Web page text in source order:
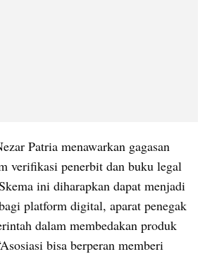
Patria menawarkan gagasan
verifikasi penerbit dan buku legal
ini diharapkan dapat menjadi
platform digital, aparat penegak
dalam membedakan produk
bisa berperan memberi